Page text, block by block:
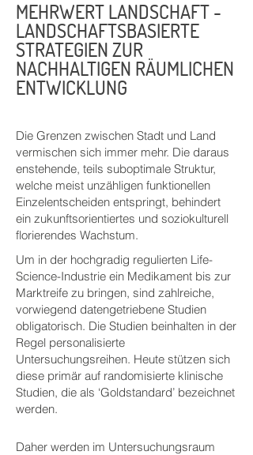
MEHRWERT LANDSCHAFT -
LANDSCHAFTSBASIERTE
STRATEGIEN ZUR
NACHHALTIGEN RÄUMLICHEN
ENTWICKLUNG
Die Grenzen zwischen Stadt und Land
vermischen sich immer mehr. Die daraus
enstehende, teils suboptimale Struktur,
welche meist unzähligen funktionellen
Einzelentscheiden entspringt, behindert
ein zukunftsorientiertes und soziokulturell
florierendes Wachstum.
Um in der hochgradig regulierten Life-
Science-Industrie ein Medikament bis zur
Marktreife zu bringen, sind zahlreiche,
vorwiegend datengetriebene Studien
obligatorisch. Die Studien beinhalten in der
Regel personalisierte
Untersuchungsreihen. Heute stützen sich
diese primär auf randomisierte klinische
Studien, die als ‘Goldstandard’ bezeichnet
werden.
Daher werden im Untersuchungsraum